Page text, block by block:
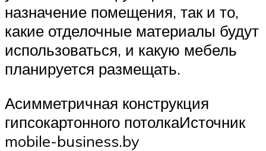
назначение помещения, так и то,
какие отделочные материалы будут
использоваться, и какую мебель
планируется размещать.
Асимметричная конструкция
гипсокартонного потолкаИсточник
mobile-business.by